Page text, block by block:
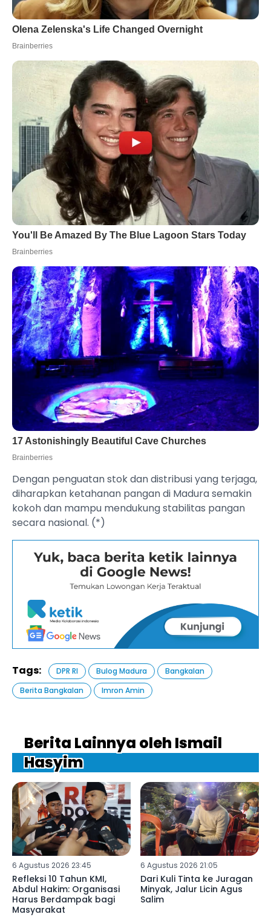
Dengan penguatan stok dan distribusi yang terjaga,
diharapkan ketahanan pangan di Madura semakin
kokoh dan mampu mendukung stabilitas pangan
secara nasional. (*)
Tags: DPR RI Bulog Madura
Bangkalan
Berita Bangkalan
Imron Amin
Berita Lainnya oleh Ismail
Hasyim
6 Agustus 2026 23:45
Refleksi 10 Tahun KMI,
Abdul Hakim: Organisasi
Harus Berdampak bagi
Masyarakat
6 Agustus 2026 21:05
Dari Kuli Tinta ke Juragan
Minyak, Jalur Licin Agus
Salim